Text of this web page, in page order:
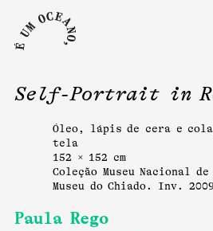
Self-Portrait in
Óleo, lápis de cera e
tela
152 × 152 cm
Coleção Museu Nacional
Museu do Chiado. Inv. 2009
Paula Rego